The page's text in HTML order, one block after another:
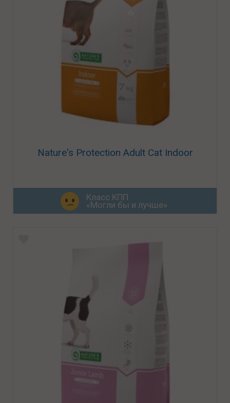
Nature's Protection Adult Cat Indoor
Класс КПП
«Могли бы и лучше»